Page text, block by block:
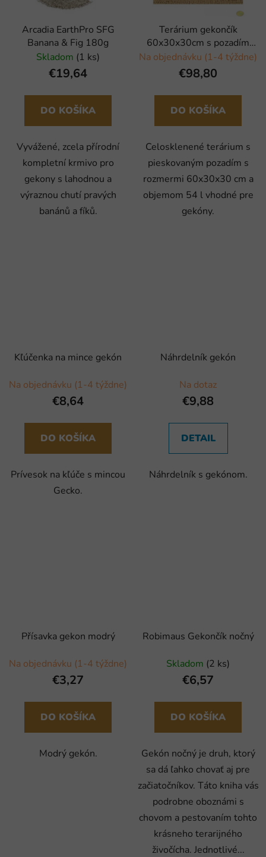
Arcadia EarthPro SFG
Banana & Fig 180g
Skladom (1 ks)
€19,64
DO KOŠÍKA
Vyvážené, zcela přírodní
kompletní krmivo pro
gekony s lahodnou a
výraznou chutí pravých
banánů a fíků.
Terárium gekončík
60x30x30cm s pozadím
Robimaus
Na objednávku (1-4 týždne)
€98,80
DO KOŠÍKA
Celosklenené terárium s
pieskovaným pozadím s
rozmermi 60x30x30 cm a
objemom 54 l vhodné pre
gekóny.
Kľúčenka na mince gekón
Na objednávku (1-4 týždne)
€8,64
DO KOŠÍKA
Prívesok na kľúče s mincou
Gecko.
Náhrdelník gekón
Na dotaz
€9,88
DETAIL
Náhrdelník s gekónom.
Přísavka gekon modrý
Na objednávku (1-4 týždne)
€3,27
DO KOŠÍKA
Modrý gekón.
Robimaus Gekončík nočný
Skladom (2 ks)
€6,57
DO KOŠÍKA
Gekón nočný je druh, ktorý
sa dá ľahko chovať aj pre
začiatočníkov. Táto kniha vás
podrobne oboznámi s
chovom a pestovaním tohto
krásneho terarijného
živočícha. Jednotlivé...